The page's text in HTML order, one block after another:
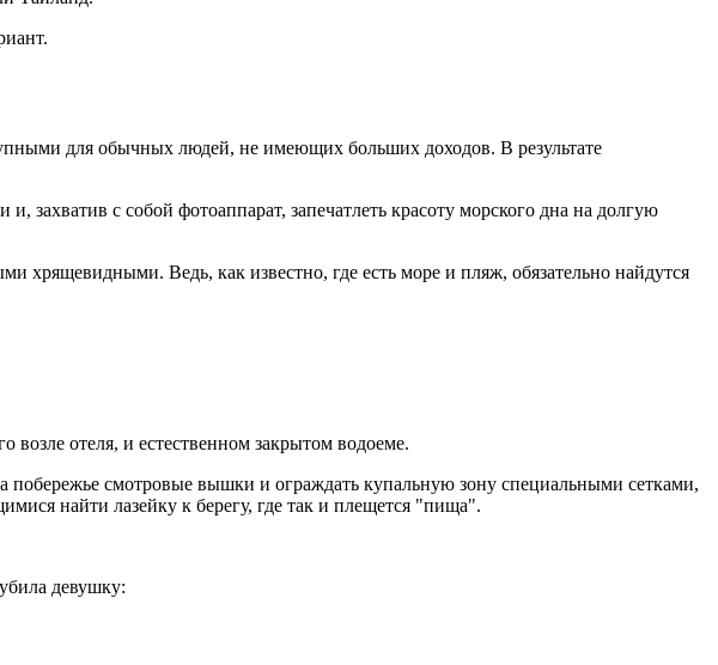
для обычных людей, не имеющих больших доходов. В результате
захватив с собой фотоаппарат, запечатлеть красоту морского дна на долгую
хрящевидными. Ведь, как известно, где есть море и пляж, обязательно найдутся
возле отеля, и естественном закрытом водоеме.
побережье смотровые вышки и ограждать купальную зону специальными сетками,
найти лазейку к берегу, где так и плещется "пища".
девушку: